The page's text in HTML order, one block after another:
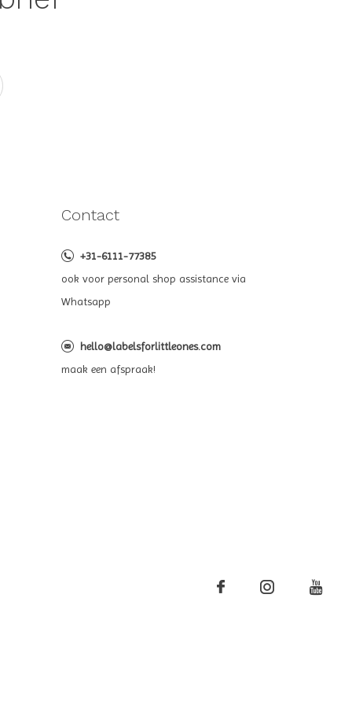
Contact
+31-6111-77385
ook voor personal shop assistance via
Whatsapp
hello@labelsforlittleones.com
maak een afspraak!